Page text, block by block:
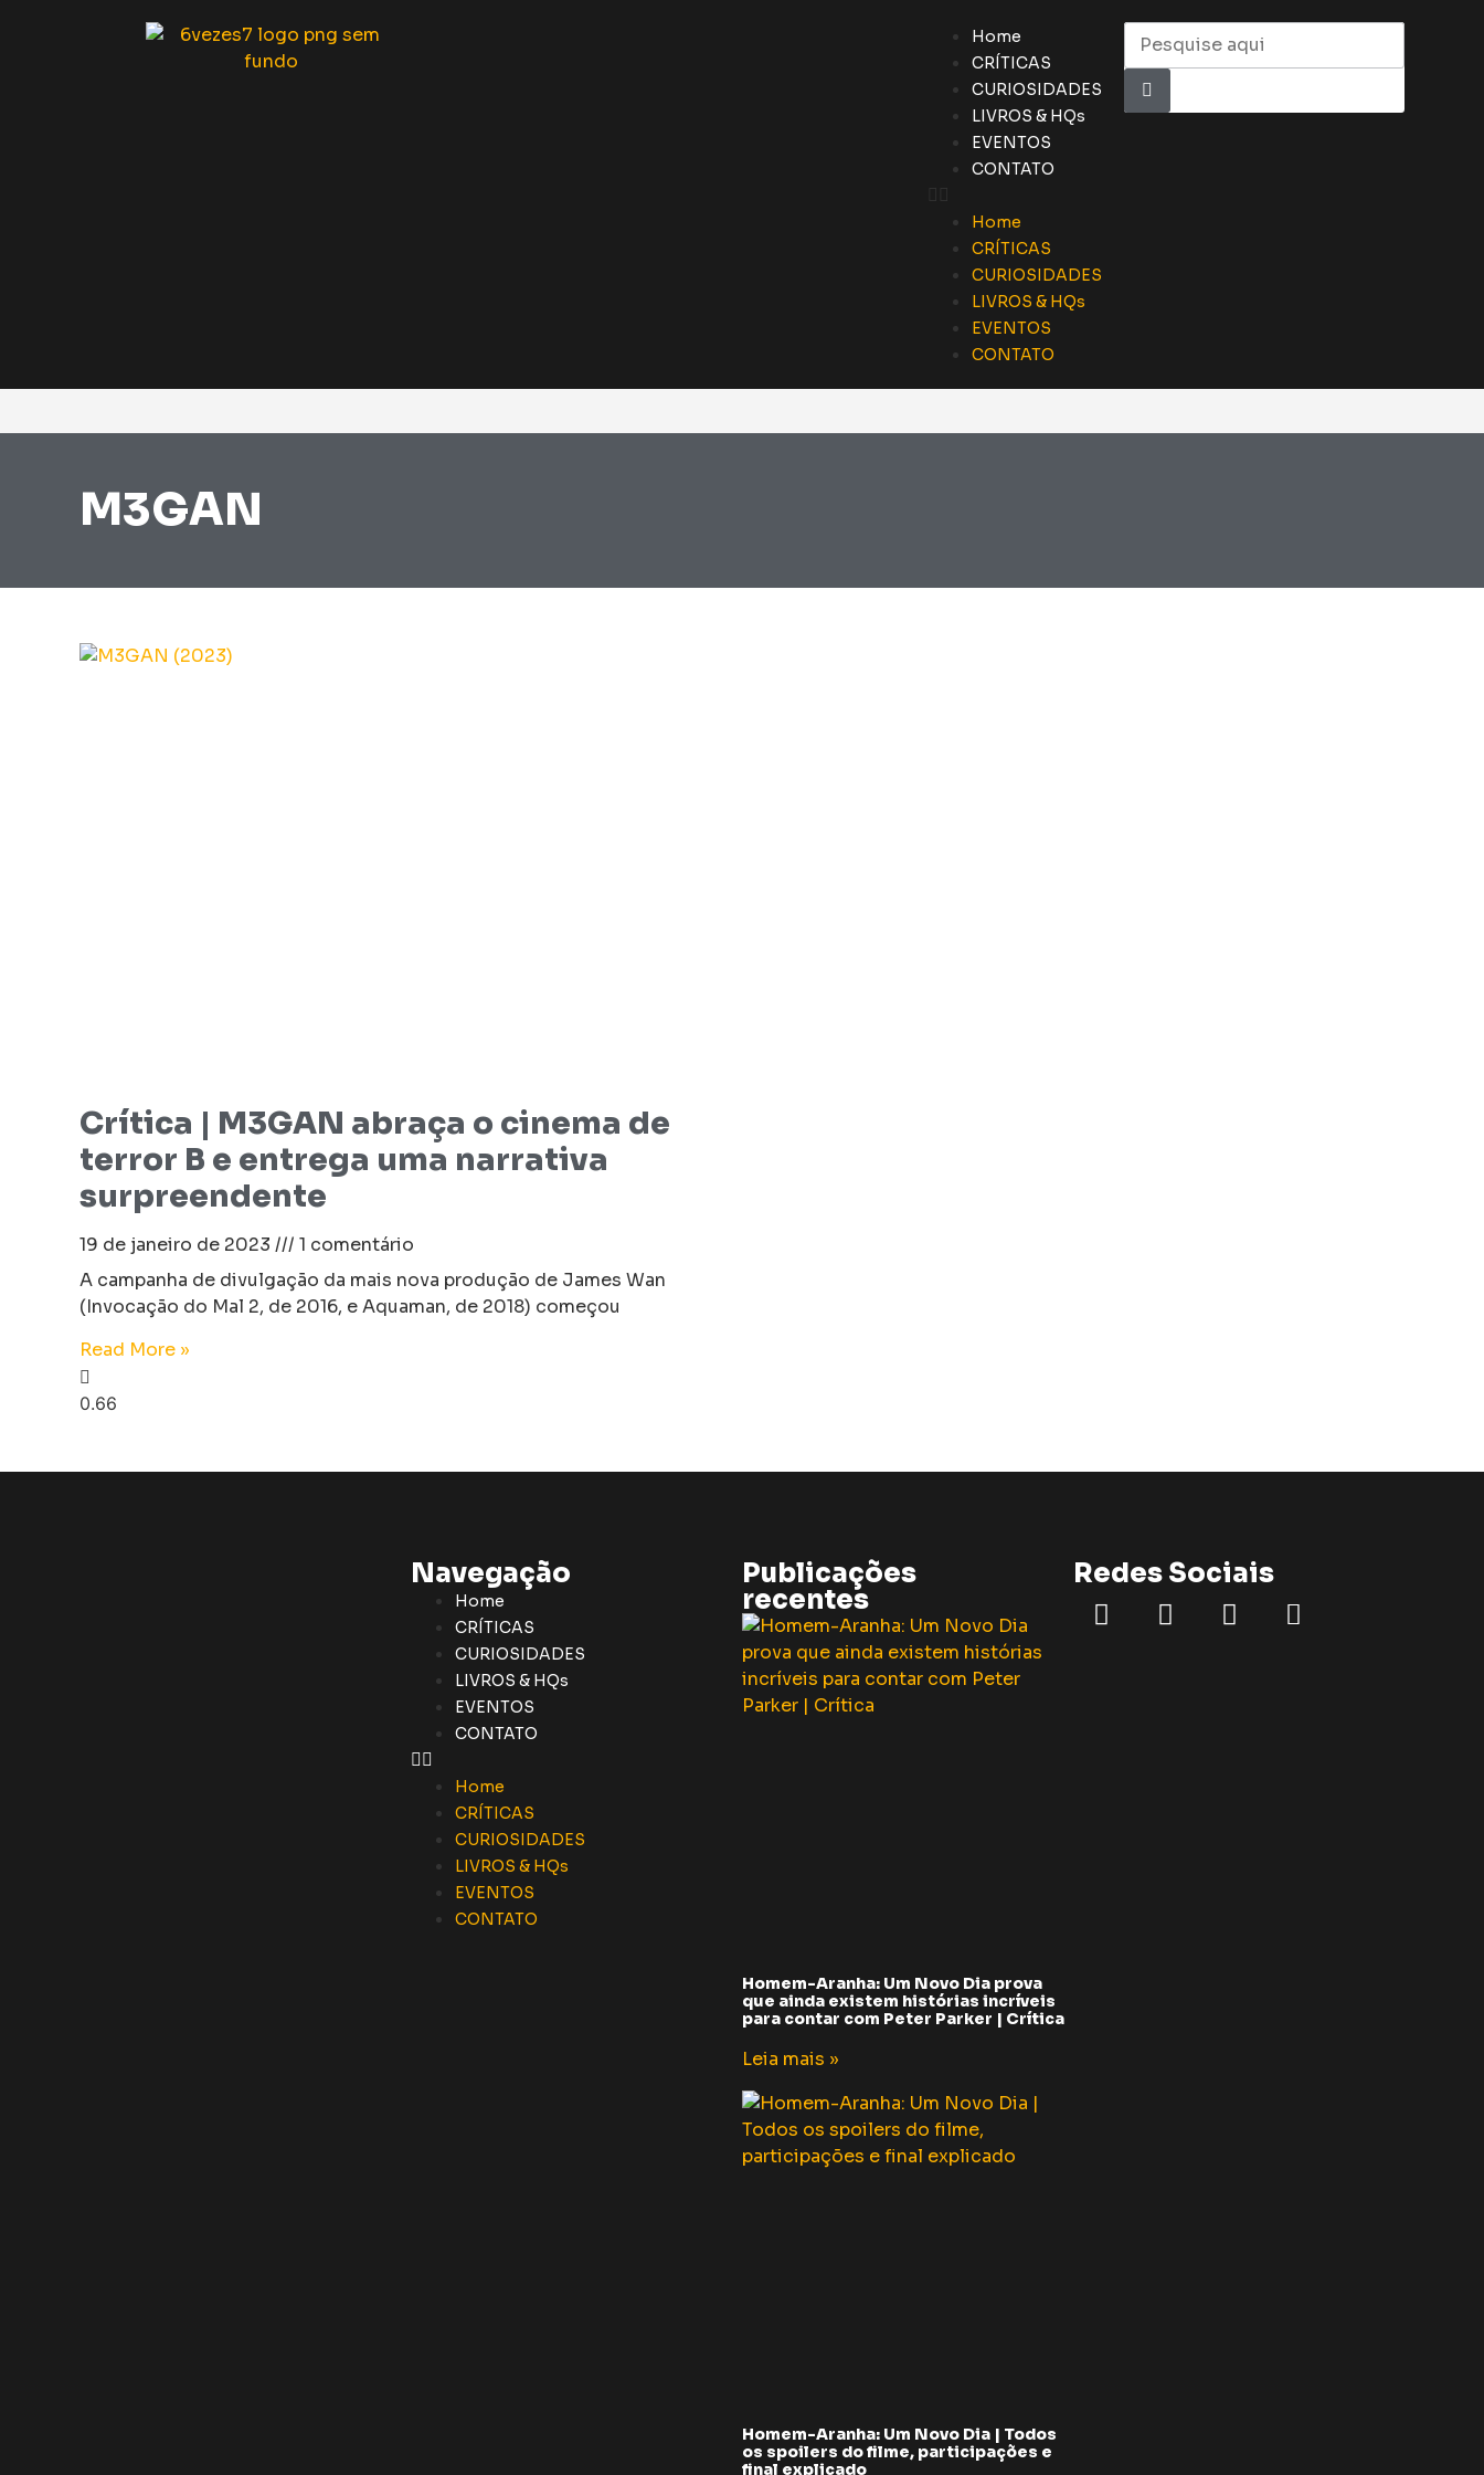
Home
CRÍTICAS
CURIOSIDADES
LIVROS & HQs
EVENTOS
CONTATO
Home
CRÍTICAS
CURIOSIDADES
LIVROS & HQs
EVENTOS
CONTATO
M3GAN
Crítica | M3GAN abraça o cinema de
terror B e entrega uma narrativa
surpreendente
19 de janeiro de 2023
1 comentário
A campanha de divulgação da mais nova produção de James Wan
(Invocação do Mal 2, de 2016, e Aquaman, de 2018) começou
Read More »
Navegação
Home
CRÍTICAS
CURIOSIDADES
LIVROS & HQs
EVENTOS
CONTATO
Home
CRÍTICAS
CURIOSIDADES
LIVROS & HQs
EVENTOS
CONTATO
Publicações
recentes
Homem-Aranha: Um Novo Dia prova
que ainda existem histórias incríveis
para contar com Peter Parker | Crítica
Leia mais »
Homem-Aranha: Um Novo Dia | Todos
os spoilers do filme, participações e
final explicado
Redes Sociais